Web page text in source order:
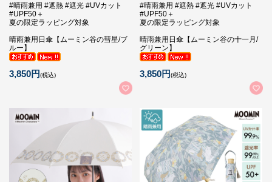
#晴雨兼用 #遮熱 #遮光 #UVカット
#UPF50＋
夏の限定ラッピング対象
晴雨兼用日傘【ムーミン谷の彗星/ブ
ルー】
3,850円(税込)
#晴雨兼用 #遮熱 #遮光 #UVカット
#UPF50＋
夏の限定ラッピング対象
晴雨兼用日傘【ムーミン谷の十一月/
グリーン】
3,850円(税込)